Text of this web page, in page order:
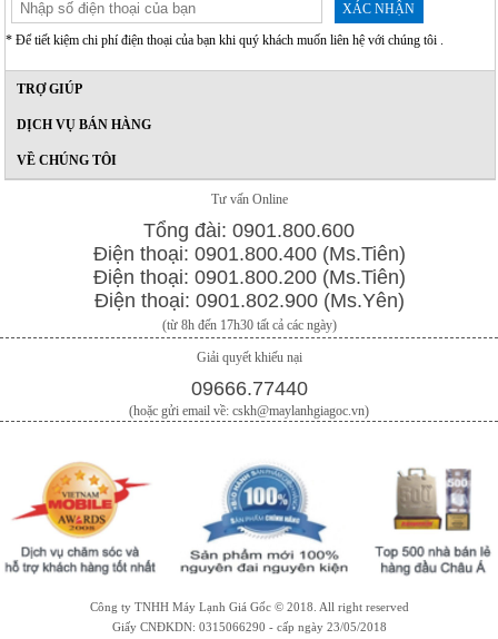
XÁC NHẬN
* Để tiết kiệm chi phí điện thoại của bạn khi quý khách muốn liên hệ với chúng tôi .
TRỢ GIÚP
DỊCH VỤ BÁN HÀNG
VỀ CHÚNG TÔI
Tư vấn Online
Tổng đài: 0901.800.600
Điện thoại: 0901.800.400 (Ms.Tiên)
Điện thoại: 0901.800.200 (Ms.Tiên)
Điện thoại: 0901.802.900 (Ms.Yên)
(từ 8h đến 17h30 tất cả các ngày)
Giải quyết khiếu nại
09666.77440
(hoặc gửi email về: cskh@maylanhgiagoc.vn)
Công ty TNHH Máy Lạnh Giá Gốc © 2018. All right reserved
Giấy CNĐKDN: 0315066290 - cấp ngày 23/05/2018